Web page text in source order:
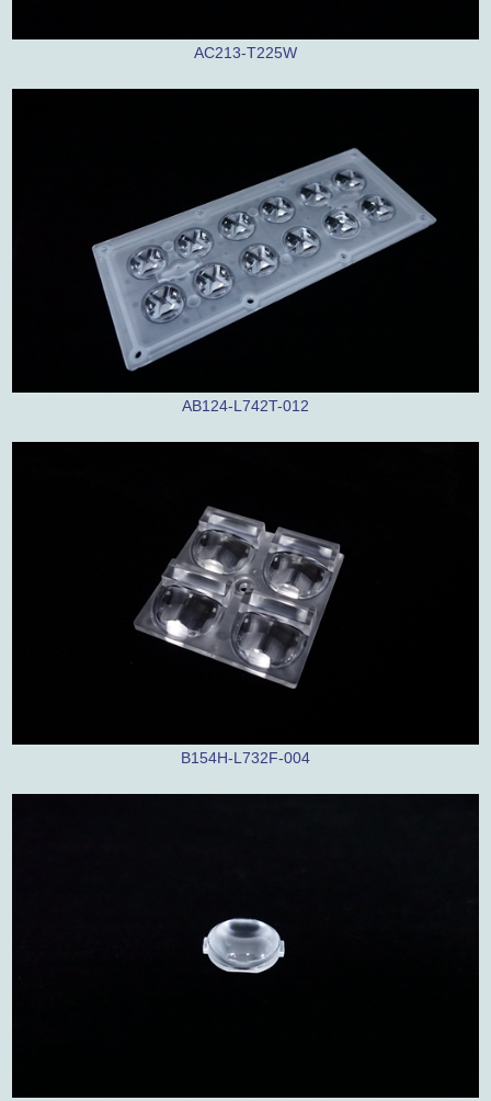
AC213-T225W
AB124-L742T-012
B154H-L732F-004